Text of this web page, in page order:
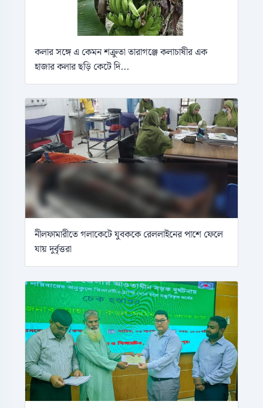
কলার সঙ্গে এ কেমন শক্রুতা তারাগঞ্জে কলাচাষীর এক
হাজার কলার ছড়ি কেটে দি...
নীলফামারীতে গলাকেটে যুবককে রেললাইনের পাশে ফেলে
যায় দুর্বৃত্তরা